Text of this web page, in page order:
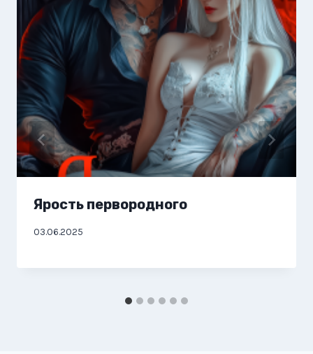
Ярость первородного
03.06.2025